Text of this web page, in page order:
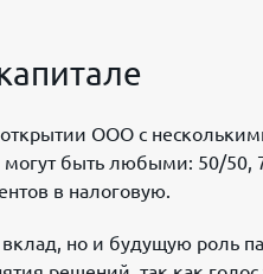
ООО с
быть любыми: 50/50,
в налоговую.
но и будущую роль